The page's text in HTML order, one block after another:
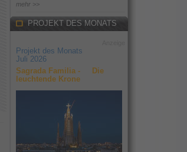
mehr >>
PROJEKT DES MONATS
Projekt des Monats
Juli 2026
Sagrada Familia - Die
leuchtende Krone